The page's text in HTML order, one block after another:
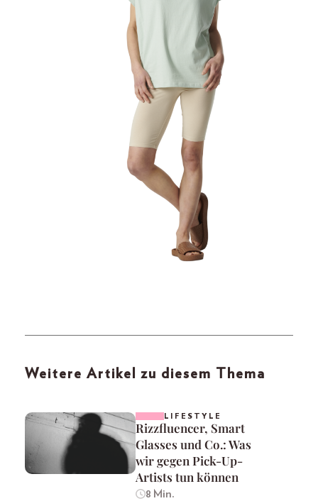
Weitere Artikel zu diesem Thema
LIFESTYLE
Rizzfluencer, Smart
Glasses und Co.: Was
wir gegen Pick-Up-
Artists tun können
8 Min.